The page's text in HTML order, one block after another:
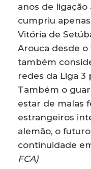
anos de ligação
cumpriu
Vitória de
Arouca desde o
também
redes da Liga 3
Também o
estar de malas
estrangeiros
alemão, o
continuidade
FCA)